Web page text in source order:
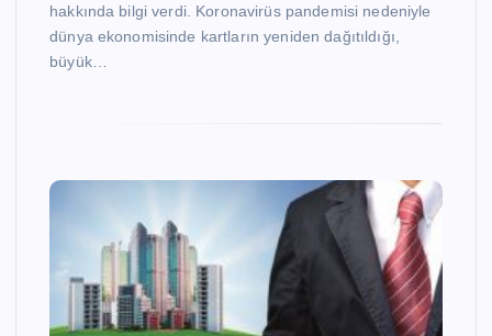
hakkında bilgi verdi. Koronavirüs pandemisi nedeniyle
dünya ekonomisinde kartların yeniden dağıtıldığı,
büyük…